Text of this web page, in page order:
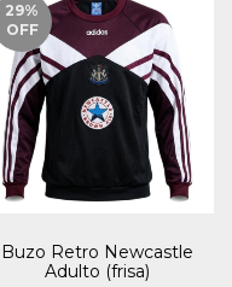
29%
OFF
Buzo Retro Newcastle
Adulto (frisa)